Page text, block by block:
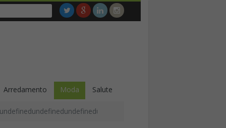
Arredamento Moda Salute